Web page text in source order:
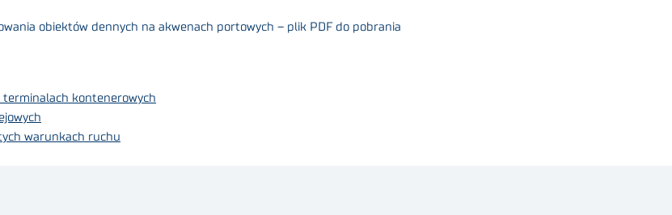
obiektów dennych na akwenach portowych – plik PDF do pobrania
kontenerowych
warunkach ruchu